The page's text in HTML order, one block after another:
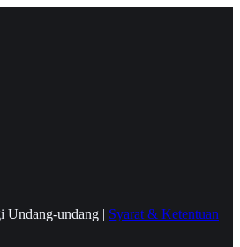
Undang-undang | Syarat & Ketentuan